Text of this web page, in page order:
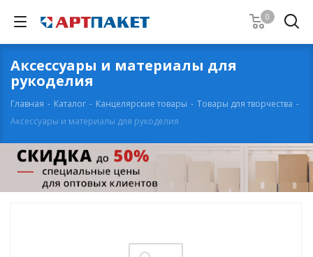
0
Аксессуары и материалы для
рукоделия
Главная - Каталог - Канцелярские товары - Товары для творчества -
Аксессуары и материалы для рукоделия